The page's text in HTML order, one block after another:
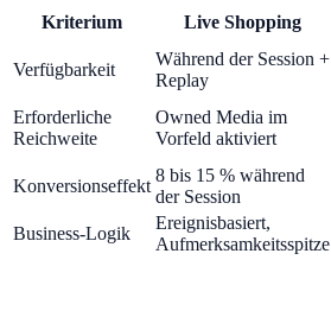
Kriterium Live Shopping
Verfügbarkeit
Während der Session +
Replay
Erforderliche
Reichweite
Owned Media im
Vorfeld aktiviert
Konversionseffekt
8 bis 15 % während
der Session
Business-Logik
Ereignisbasiert,
Aufmerksamkeitsspitze